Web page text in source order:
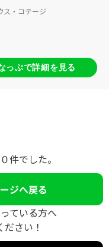
ス・コテージ
っぷで詳細を見る
件でした。
ジへ戻る
ている方へ
さい！